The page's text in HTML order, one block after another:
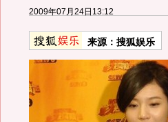
2009年07月24日13:12
来源： 搜狐娱乐